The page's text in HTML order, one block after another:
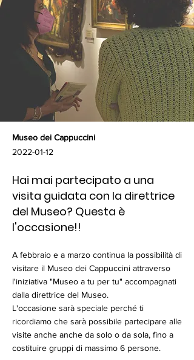
Museo dei Cappuccini
2022-01-12
Hai mai partecipato a una
visita guidata con la direttrice
del Museo? Questa è
l'occasione!!
A febbraio e a marzo continua la possibilità di
visitare il Museo dei Cappuccini attraverso
l'iniziativa "Museo a tu per tu" accompagnati
dalla direttrice del Museo.
L'occasione sarà speciale perché ti
ricordiamo che sarà possibile partecipare alle
visite anche anche da solo o da sola, fino a
costituire gruppi di massimo 6 persone.